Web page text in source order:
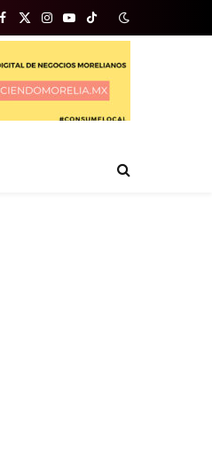
Facebook
X
(Twitter)
Instagram
YouTubeTikTok